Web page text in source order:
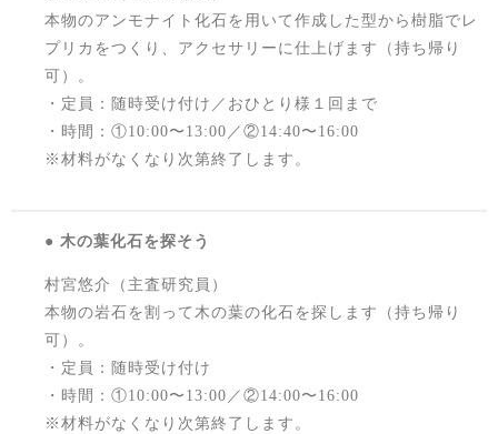
本物のアンモナイト化石を用いて作成した型から樹脂でレ
プリカをつくり、アクセサリーに仕上げます（持ち帰り
可）。
・定員：随時受け付け／おひとり様１回まで
・時間：①10:00〜13:00／②14:40〜16:00
※材料がなくなり次第終了します。
● 木の葉化石を探そう
村宮悠介（主査研究員）
本物の岩石を割って木の葉の化石を探します（持ち帰り
可）。
・定員：随時受け付け
・時間：①10:00〜13:00／②14:00〜16:00
※材料がなくなり次第終了します。